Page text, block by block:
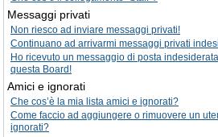
Messaggi privati
Non riesco ad inviare messaggi privati!
Continuano ad arrivarmi messaggi privati
Ho ricevuto un messaggio di posta
questa Board!
Amici e ignorati
Che cos’è la mia lista amici e ignorati?
Come faccio ad aggiungere o rimuovere un
ignorati?